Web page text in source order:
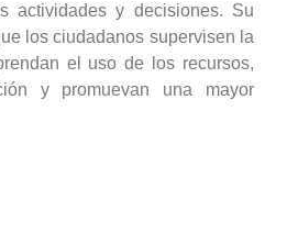
actividades y decisiones. Su
los ciudadanos supervisen la
el uso de los recursos,
y promuevan una mayor